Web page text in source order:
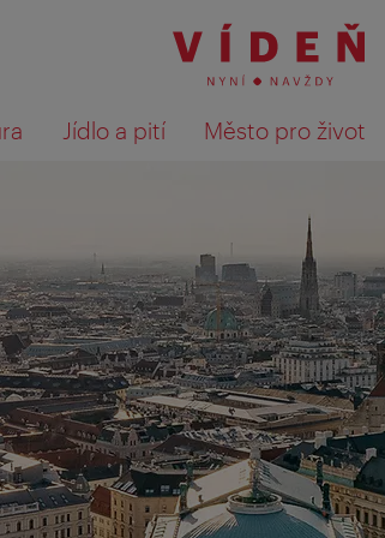
Jídlo a pití Město pro život